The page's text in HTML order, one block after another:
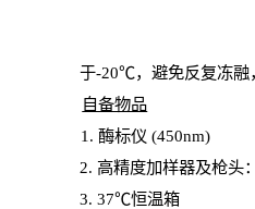
于-20℃，避免反复冻融
自备物品
1 . 酶标仪 (450nm)
2. 高精度加样器及枪头：
3. 37℃恒温箱